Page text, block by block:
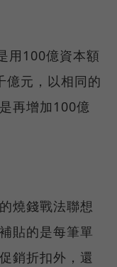
用100億資本額
億元，以相同的
再增加100億
燒錢戰法聯想
貼的是每筆單
銷折扣外，還